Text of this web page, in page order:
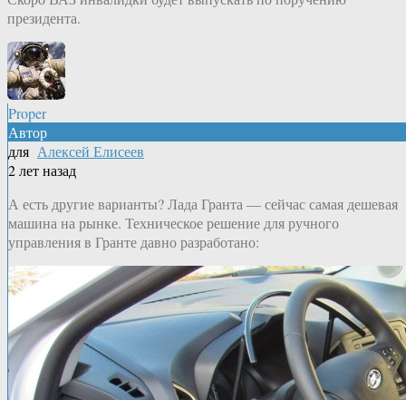
президента.
Proper
Автор
для Алексей Елисеев
2 лет назад
А есть другие варианты? Лада Гранта — сейчас самая дешевая
машина на рынке. Техническое решение для ручного
управления в Гранте давно разработано: